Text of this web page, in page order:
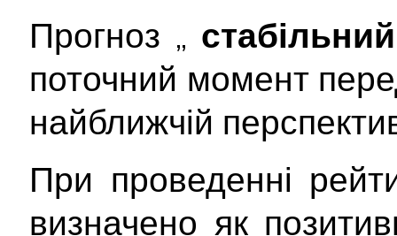
Прогноз „
поточний момент
найближчій
При проведенні
визначено як